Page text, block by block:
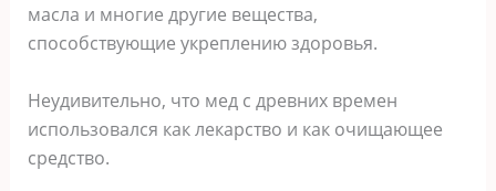
масла и многие другие вещества,
способствующие укреплению здоровья.
Неудивительно, что мед с древних времен
использовался как лекарство и как очищающее
средство.